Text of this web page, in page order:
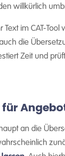
willkürlich
im CAT-Tool
die
Zeit und
an die